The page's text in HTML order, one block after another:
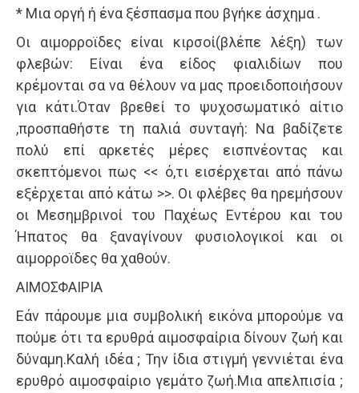
* Μια οργή ή ένα ξέσπασμα που βγήκε άσχημα .
Οι αιμορροϊδες είναι κιρσοί(βλέπε λέξη) των
φλεβών: Είναι ένα είδος φιαλιδίων που
κρέμονται σα να θέλουν να μας προειδοποιήσουν
για κάτι.Όταν βρεθεί το ψυχοσωματικό αίτιο
,προσπαθήστε τη παλιά συνταγή: Να βαδίζετε
πολύ επί αρκετές μέρες εισπνέοντας και
σκεπτόμενοι πως << ό,τι εισέρχεται από πάνω
εξέρχεται από κάτω >>. Οι φλέβες θα ηρεμήσουν
οι Μεσημβρινοί του Παχέως Εντέρου και του
Ήπατος θα ξαναγίνουν φυσιολογικοί και οι
αιμορροϊδες θα χαθούν.
ΑΙΜΟΣΦΑΙΡΙΑ
Εάν πάρουμε μια συμβολική εικόνα μπορούμε να
πούμε ότι τα ερυθρά αιμοσφαίρια δίνουν ζωή και
δύναμη.Καλή ιδέα ; Την ίδια στιγμή γεννιέται ένα
ερυθρό αιμοσφαίριο γεμάτο ζωή.Μια απελπισία ;